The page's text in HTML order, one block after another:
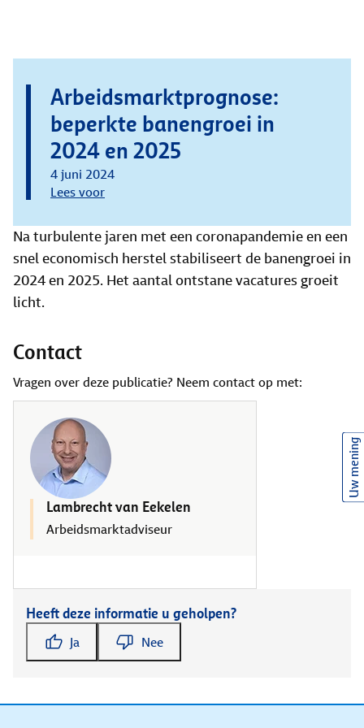
Arbeidsmarktprognose:
beperkte banengroei in
2024 en 2025
4 juni 2024
Lees voor
Na turbulente jaren met een coronapandemie en een
snel economisch herstel stabiliseert de banengroei in
2024 en 2025. Het aantal ontstane vacatures groeit
licht.
Contact
Vragen over deze publicatie? Neem contact op met:
Lambrecht van Eekelen
Arbeidsmarktadviseur
Heeft deze informatie u geholpen?
Ja Nee
Uw mening